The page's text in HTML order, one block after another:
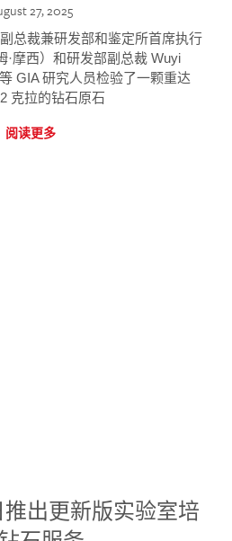
27, 2025
总裁兼研发部和鉴定所首席执行
·摩西）和研发部副总裁 Wuyi
GIA 研究人员检验了一颗重达
克拉的钻石原石
阅读更多
推出更新版实验室培